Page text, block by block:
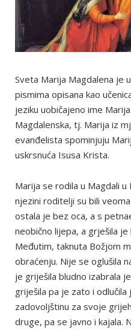
Sveta Marija Magdalena je
pismima opisana kao
jeziku uobičajeno ime
Magdalenska, tj. Marija iz
evanđelista spominjuju
uskrsnuća Isusa Krista.
Marija se rodila u Magdali
njezini roditelji su bili
ostala je bez oca, a s
neobično lijepa, a grješila
Međutim, taknuta Božjom
obraćenju. Nije se oglušila
je griješila bludno izabrala
griješila pa je zato i odlučila
zadovoljštinu za svoje
druge, pa se javno i kajala.